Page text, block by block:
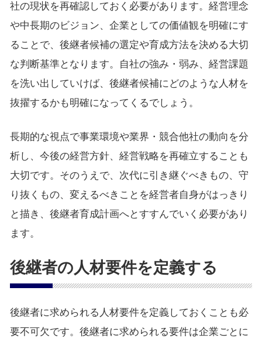
社の現状を再確認しておく必要があります。経営理念
や中長期のビジョン、企業としての価値観を明確にす
ることで、後継者候補の選定や育成方法を決める大切
な判断基準となります。自社の強み・弱み、経営課題
を洗い出していけば、後継者候補にどのような人材を
抜擢するかも明確になってくるでしょう。
長期的な視点で事業環境や業界・競合他社の動向を分
析し、今後の経営方針、経営戦略を再確立することも
大切です。そのうえで、次代に引き継ぐべきもの、守
り抜くもの、変えるべきことを経営者自身がはっきり
と描き、後継者育成計画へとすすんでいく必要があり
ます。
後継者の人材要件を定義する
後継者に求められる人材要件を定義しておくことも必
要不可欠です。後継者に求められる要件は企業ごとに